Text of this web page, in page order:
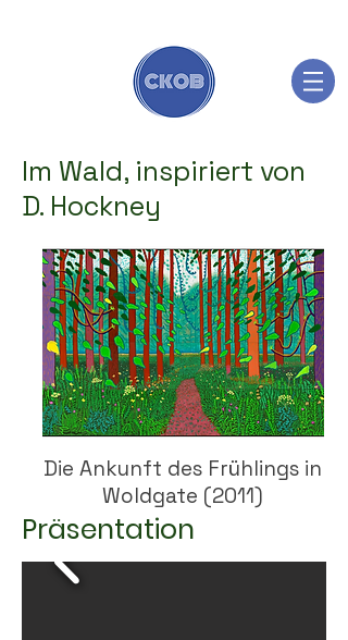
Im Wald, inspiriert von
D. Hockney
Die Ankunft des Frühlings in
Woldgate (2011)
Präsentation